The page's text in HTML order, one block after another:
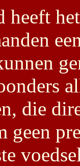
die
geen